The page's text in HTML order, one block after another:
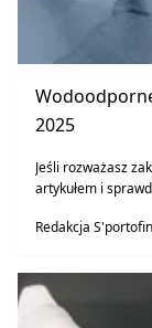
2025
Jeśli rozważasz
artykułem i
Redakcja